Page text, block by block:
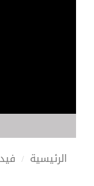
الرئيسية